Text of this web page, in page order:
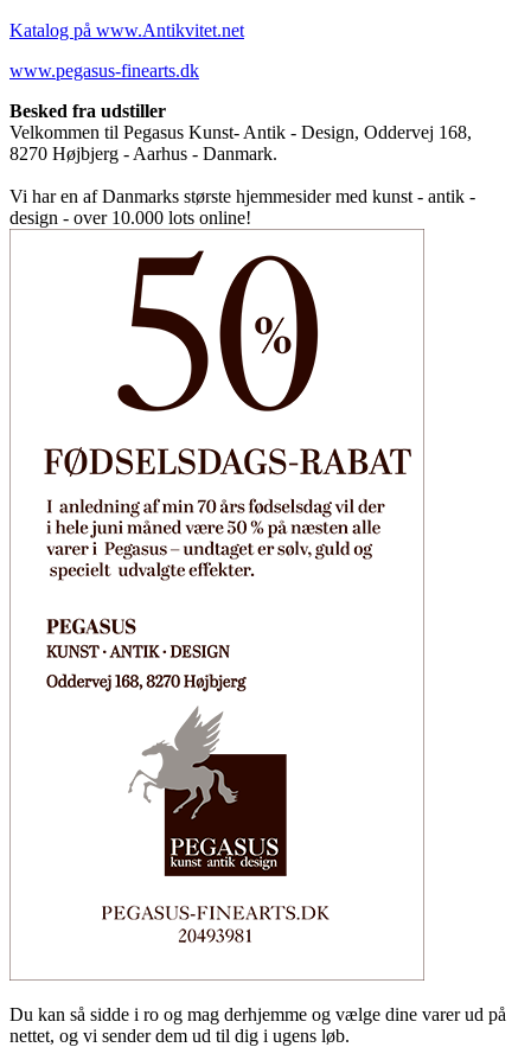
Katalog på www.Antikvitet.net
www.pegasus-finearts.dk
Besked fra udstiller
Velkommen til Pegasus Kunst- Antik - Design, Oddervej 168,
8270 Højbjerg - Aarhus - Danmark.
Vi har en af Danmarks største hjemmesider med kunst - antik -
design - over 10.000 lots online!
Du kan så sidde i ro og mag derhjemme og vælge dine varer ud på
nettet, og vi sender dem ud til dig i ugens løb.